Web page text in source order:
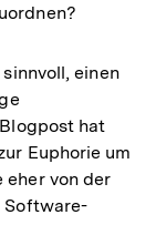
einen
hat
Euphorie um
eher von der
Software-